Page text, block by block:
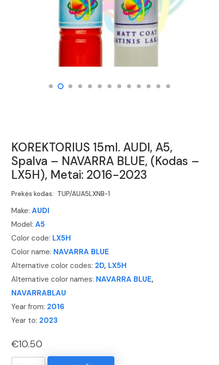
KOREKTORIUS 15ml. AUDI, A5,
Spalva – NAVARRA BLUE, (Kodas –
LX5H), Metai: 2016-2023
Prekės kodas: TUP/AUA5LXNB-1
Make: AUDI
Model: A5
Color code: LX5H
Color name: NAVARRA BLUE
Alternative color codes: 2D, LX5H
Alternative color names: NAVARRA BLUE,
NAVARRABLAU
Year from: 2016
Year to: 2023
€10.50